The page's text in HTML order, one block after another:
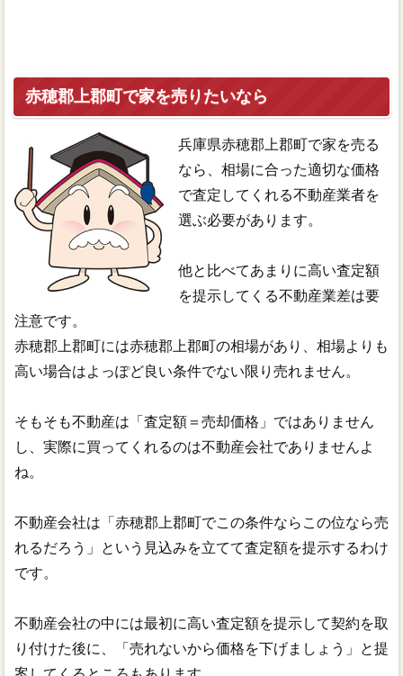
赤穂郡上郡町で家を売りたいなら
兵庫県赤穂郡上郡町で家を売る
なら、相場に合った適切な価格
で査定してくれる不動産業者を
選ぶ必要があります。
他と比べてあまりに高い査定額
を提示してくる不動産業差は要
注意です。
赤穂郡上郡町には赤穂郡上郡町の相場があり、相場よりも
高い場合はよっぽど良い条件でない限り売れません。
そもそも不動産は「査定額＝売却価格」ではありません
し、実際に買ってくれるのは不動産会社でありませんよ
ね。
不動産会社は「赤穂郡上郡町でこの条件ならこの位なら売
れるだろう」という見込みを立てて査定額を提示するわけ
です。
不動産会社の中には最初に高い査定額を提示して契約を取
り付けた後に、「売れないから価格を下げましょう」と提